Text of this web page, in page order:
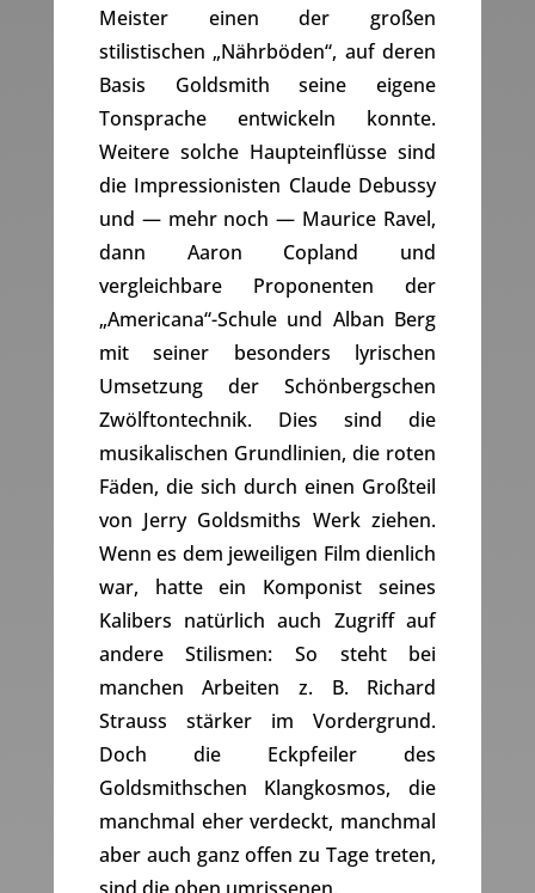
Meister einen der großen
stilistischen „Nährböden“, auf deren
Basis Goldsmith seine eigene
Tonsprache entwickeln konnte.
Weitere solche Haupteinflüsse sind
die Impressionisten Claude Debussy
und — mehr noch — Maurice Ravel,
dann Aaron Copland und
vergleichbare Proponenten der
„Americana“-Schule und Alban Berg
mit seiner besonders lyrischen
Umsetzung der Schönbergschen
Zwölftontechnik. Dies sind die
musikalischen Grundlinien, die roten
Fäden, die sich durch einen Großteil
von Jerry Goldsmiths Werk ziehen.
Wenn es dem jeweiligen Film dienlich
war, hatte ein Komponist seines
Kalibers natürlich auch Zugriff auf
andere Stilismen: So steht bei
manchen Arbeiten z. B. Richard
Strauss stärker im Vordergrund.
Doch die Eckpfeiler des
Goldsmithschen Klangkosmos, die
manchmal eher verdeckt, manchmal
aber auch ganz offen zu Tage treten,